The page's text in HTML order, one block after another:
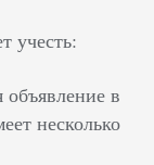
учесть:
объявление в
несколько